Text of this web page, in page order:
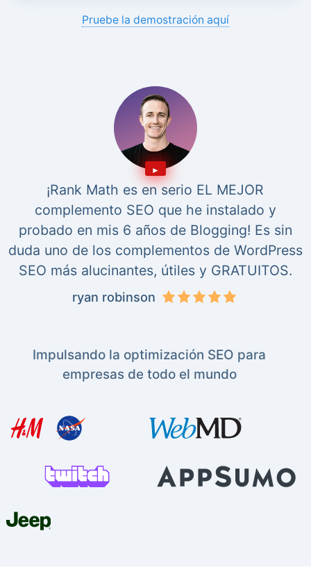
Pruebe la demostración aquí
¡Rank Math es en serio EL MEJOR
complemento SEO que he instalado y
probado en mis 6 años de Blogging! Es sin
duda uno de los complementos de WordPress
SEO más alucinantes, útiles y GRATUITOS.
ryan robinson
Impulsando la optimización SEO para
empresas de todo el mundo